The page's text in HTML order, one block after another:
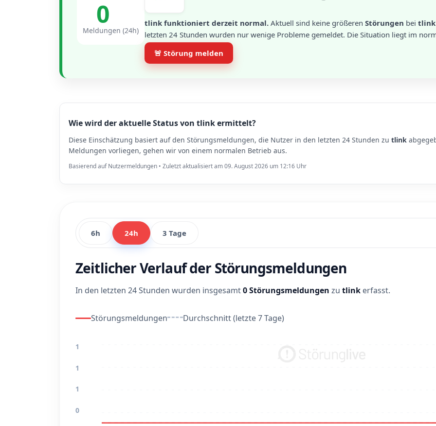
0
Meldungen (24h)
tlink funktioniert derzeit normal. Aktuell sind keine größeren Störungen bei tlink
letzten 24 Stunden wurden nur wenige Probleme gemeldet. Die Situation liegt im
🚨 Störung melden
Wie wird der aktuelle Status von tlink ermittelt?
Diese Einschätzung basiert auf den Störungsmeldungen, die Nutzer in den letzten 24 Stunden zu tlink
Meldungen vorliegen, gehen wir von einem normalen Betrieb aus.
Basierend auf Nutzermeldungen • Zuletzt aktualisiert am 09. August 2026 um 12:16 Uhr
6h 24h 3 Tage
Zeitlicher Verlauf der Störungsmeldungen
In den letzten 24 Stunden wurden insgesamt0 Störungsmeldungen zu tlink erfasst.
Störungsmeldungen Durchschnitt (letzte 7 Tage)
1
1
1
0